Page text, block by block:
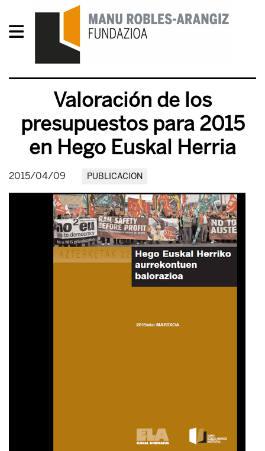
Valoración de los
presupuestos para 2015
en Hego Euskal Herria
2015/04/09 PUBLICACION